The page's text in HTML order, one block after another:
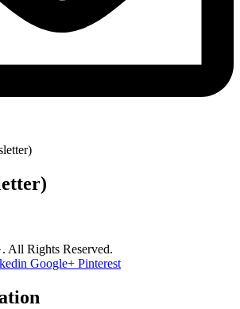
Rights Reserved.
Google+ Pinterest